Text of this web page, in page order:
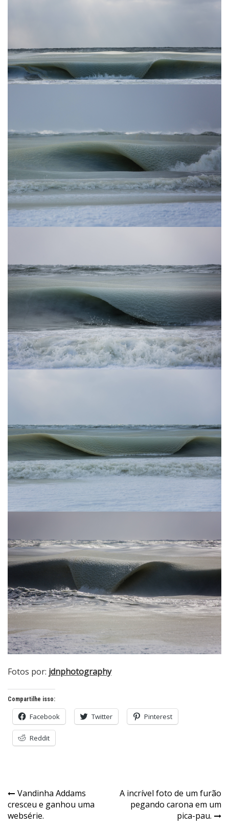
Fotos por: jdnphotography
Compartilhe isso:
Facebook Twitter Pinterest
Reddit
Navegação
de
Vandinha Addams
cresceu e ganhou uma
websérie.
A incrível foto de um furão
pegando carona em um
pica-pau.